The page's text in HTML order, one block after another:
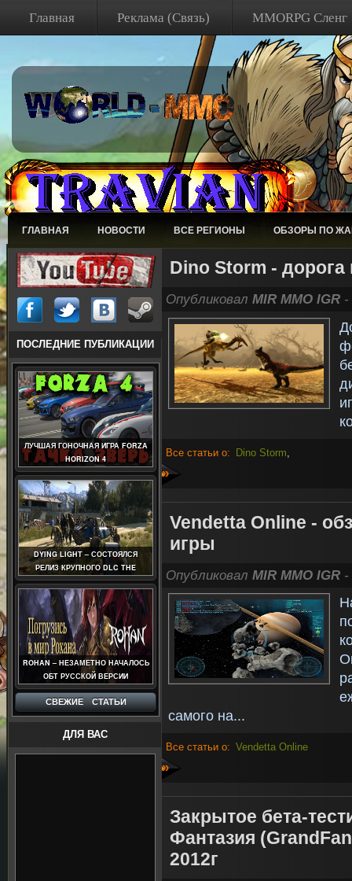
Главная Реклама (Связь) MMORPG Сленг
ГЛАВНАЯ НОВОСТИ ВСЕ РЕГИОНЫ ОБЗОРЫ ПО
ПОСЛЕДНИЕ ПУБЛИКАЦИИ
ЛУЧШАЯ ГОНОЧНАЯ ИГРА FORZA
HORIZON 4
DYING LIGHT – СОСТОЯЛСЯ
РЕЛИЗ КРУПНОГО DLC THE
FOLLOWING
ROHAN – НЕЗАМЕТНО НАЧАЛОСЬ
ОБТ РУССКОЙ ВЕРСИИ
СВЕЖИЕ СТАТЬИ
ДЛЯ ВАС
Dino Storm -
Опубликовал MIR MMO IGR -
Все статьи о: Dino Storm
»
Vendetta Online -
игры
Опубликовал MIR MMO IGR -
самого на...
Все статьи о: Vendetta Online
»
Закрытое бета-
Фантазия
2012г